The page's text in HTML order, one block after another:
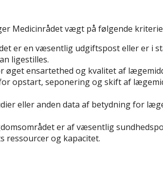
Medicinrådet vægt på følgende
er en væsentlig udgiftspost eller er i
ligestilles.
øget ensartethed og kvalitet af
opstart, seponering og skift af
eller anden data af betydning for
er af væsentlig
ressourcer og kapacitet.